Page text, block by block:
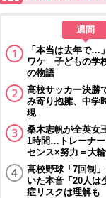
週間
「本当は去年で…
ワケ 子どもの学
の物語
高校サッカー決
み寄り抱擁、中学
現
桑木志帆が全英
1時間…トレーナー
センス×努力＝大
高校野球「7回制
いた本音「20人
症リスクは理解も